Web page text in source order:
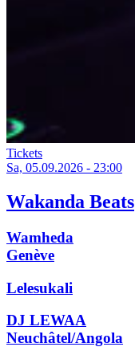
Tickets
Sa, 05.09.2026 - 23:00
Wakanda Beats
Wamheda
Genève
Lelesukali
DJ LEWAA
Neuchâtel/Angola